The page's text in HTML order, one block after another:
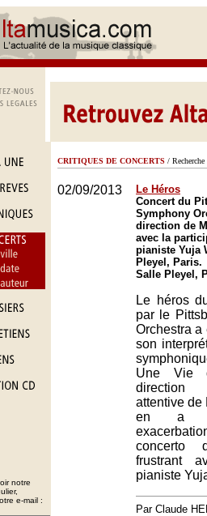
notre
e-mail :
CRITIQUES DE CONCERTS / Recherche
02/09/2013
Le Héros
Concert du
Symphony
direction de
avec la
pianiste Yuja
Pleyel, Paris.
Salle Pleyel,
Le héros
par le
Orchestra a
son
Une Vie
direction
attentive de
en a
concerto
frustrant
pianiste
Par Claude